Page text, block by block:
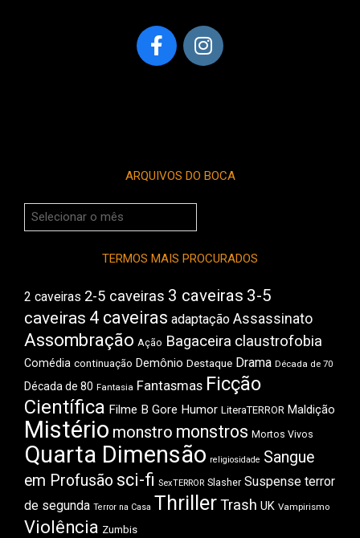
ARQUIVOS DO BOCA
Arquivos
do
TERMOS MAIS PROCURADOS
2 caveiras 2-5 caveiras 3 caveiras 3-5
caveiras 4 caveiras adaptação Assassinato
Assombração Ação Bagaceira claustrofobia
Comédia continuação Demônio Destaque Drama Década de 70
Década de 80 Fantasia Fantasmas Ficção
Científica Filme B Gore Humor LiteraTERROR Maldição
Mistério monstro monstros Mortos Vivos
Quarta Dimensão religiosidade Sangue
em Profusão sci-fi SexTERROR Slasher Suspense terror
de segunda Terror na Casa ThrillerTrash UK Vampirismo
Violência Zumbis